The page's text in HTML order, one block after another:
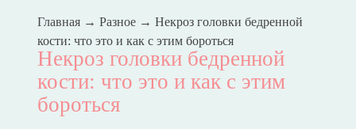
Главная→ Разное→ Некроз головки бедренной
кости: что это и как с этим бороться
Некроз головки бедренной
кости: что это и как с этим
бороться